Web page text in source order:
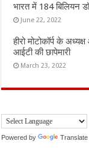
भारत में 184 बिलियन
June 22, 2022
हीरो मोटोकॉर्प के
आईटी की छापेमारी
March 23, 2022
Powered by Translate